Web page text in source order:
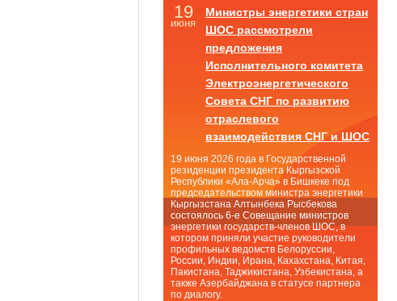
19
июня
Министры энергетики стран
ШОС рассмотрели
предложения
Исполнительного комитета
Электроэнергетического
Совета СНГ по развитию
отраслевого
взаимодействия СНГ и ШОС
19 июня 2026 года в Государственной
резиденции президента Кыргызской
Республики «Ала-Арча» в Бишкеке под
председательством министра энергетики
Кыргызстана Алтынбека Рысбекова
состоялось 6-е Совещание министров
энергетики государств-членов ШОС, в
котором приняли участие руководители
профильных ведомств Белоруссии,
России, Индии, Ирана, Кахахстана, Китая,
Пакистана, Таджикистана, Узбекистана, а
также Азербайджана в статусе партнера
по диалогу.